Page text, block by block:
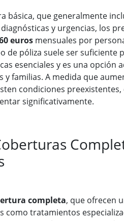
básica, que generalmente
y urgencias, los
euros mensuales por
de póliza suele ser suficiente
esenciales y es una opción
y familias. A medida que
condiciones preexistentes,
significativamente.
completa, que ofrecen
como tratamientos